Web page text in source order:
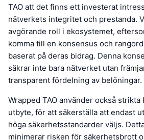
TAO att det finns ett investerat
nätverkets integritet och prestanda.
avgörande roll i ekosystemet,
komma till en konsensus och
baserat på deras bidrag. Denna
säkrar inte bara nätverket utan
transparent fördelning av belöningar.
Wrapped TAO använder också
utbyte, för att säkerställa att endast
höga säkerhetsstandarder väljs.
minimerar risken för säkerhetsbrott